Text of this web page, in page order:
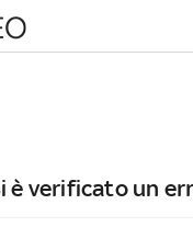
è verificato un